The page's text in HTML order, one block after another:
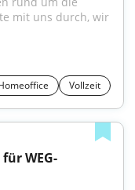
mit uns durch, wir
Vollzeit
WEG-